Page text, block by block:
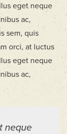
eget neque
ac,
sem, quis
orci, at luctus
eget neque
ac,
neque